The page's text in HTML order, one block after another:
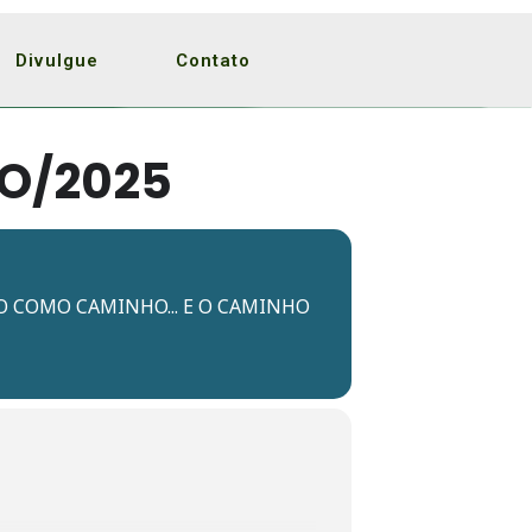
Divulgue Contato
2025
COMO CAMINHO... E O CAMINHO